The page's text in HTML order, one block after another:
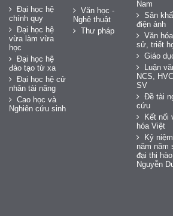
Đại học hệ
chính quy
Đại học hệ
vừa làm vừa
học
Đại học hệ
đào tạo từ xa
Đại học hệ cử
nhân tài năng
Cao học và
Nghiên cứu sinh
Văn học -
Nghệ thuật
Thư pháp
Nam
Sân
điện ảnh
Văn
sử, triết
Giáo
Luận
NCS,
SV
Đề tài
cứu
Kết nối
hóa Việt
Kỷ
năm năm
đại thi hào
Nguyễn